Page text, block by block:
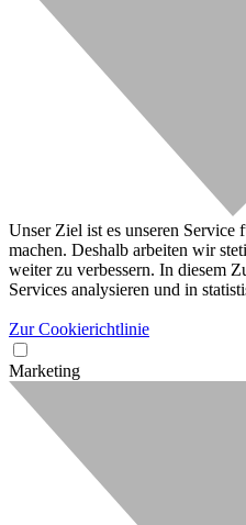
Unser Ziel ist es unseren Service
machen. Deshalb arbeiten wir
weiter zu verbessern. In diesem
Services analysieren und in
Zur Cookierichtlinie
Marketing